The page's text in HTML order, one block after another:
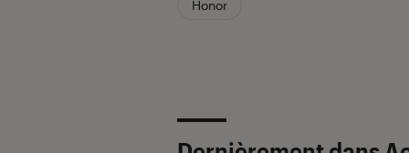
Honor